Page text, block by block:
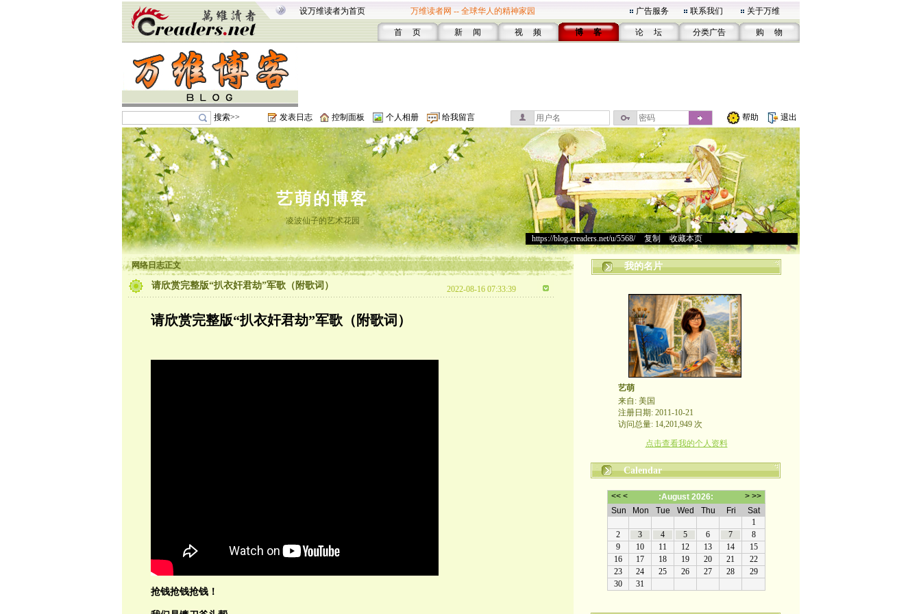
设万维读者为首页 万维读者网 -- 全球华人的精神家园 广告服务 联系我们 关于万维
首 页 新 闻 视 频 博 客 论 坛 分类广告 购 物
搜索>> 发表日志 控制面板 个人相册 给我留言 帮助 退出
艺萌的博客
凌波仙子的艺术花园
https://blog.creaders.net/u/5568/> 复制 收藏本页
网络日志正文
请欣赏完整版“扒衣奸君劫”军歌（附歌词） 2022-08-16 07:33:39
请欣赏完整版“扒衣奸君劫”军歌（附歌词）
抢钱抢钱抢钱！
我的名片
艺萌
来自: 美国
注册日期: 2011-10-21
访问总量: 14,201,949 次
点击查看我的个人资料
Calendar